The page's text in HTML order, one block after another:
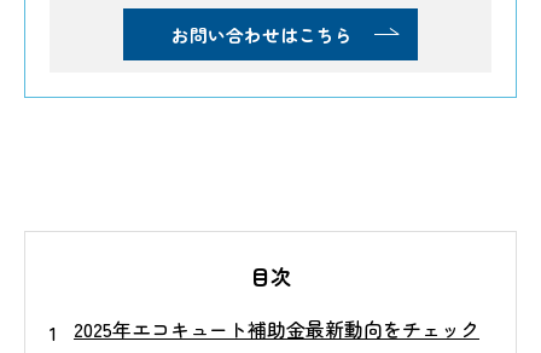
お問い合わせはこちら
目次
2025年エコキュート補助金最新動向をチェック